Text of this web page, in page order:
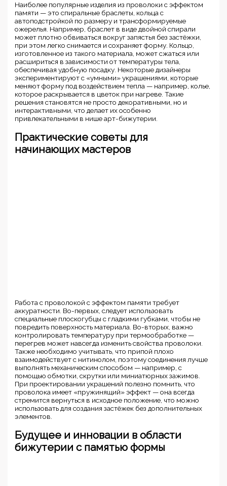
Наиболее популярные изделия из проволоки с эффектом
памяти — это спиральные браслеты, кольца с
автоподстройкой по размеру и трансформируемые
ожерелья. Например, браслет в виде двойной спирали
может плотно обвиваться вокруг запястья без застёжки,
при этом легко снимается и сохраняет форму. Кольцо,
изготовленное из такого материала, может сжаться или
расшириться в зависимости от температуры тела,
обеспечивая удобную посадку. Некоторые дизайнеры
экспериментируют с «умными» украшениями, которые
меняют форму под воздействием тепла — например, колье,
которое раскрывается в цветок при нагреве. Такие
решения становятся не просто декоративными, но и
интерактивными, что делает их особенно
привлекательными в нише арт-бижутерии.
Практические советы для
начинающих мастеров
Работа с проволокой с эффектом памяти требует
аккуратности. Во-первых, следует использовать
специальные плоскогубцы с гладкими губками, чтобы не
повредить поверхность материала. Во-вторых, важно
контролировать температуру при термообработке —
перегрев может навсегда изменить свойства проволоки.
Также необходимо учитывать, что припой плохо
взаимодействует с нитинолом, поэтому соединения лучше
выполнять механическим способом — например, с
помощью обмотки, скрутки или миниатюрных зажимов.
При проектировании украшений полезно помнить, что
проволока имеет «пружинящий» эффект — она всегда
стремится вернуться в исходное положение, что можно
использовать для создания застёжек без дополнительных
элементов.
Будущее и инновации в области
бижутерии с памятью формы